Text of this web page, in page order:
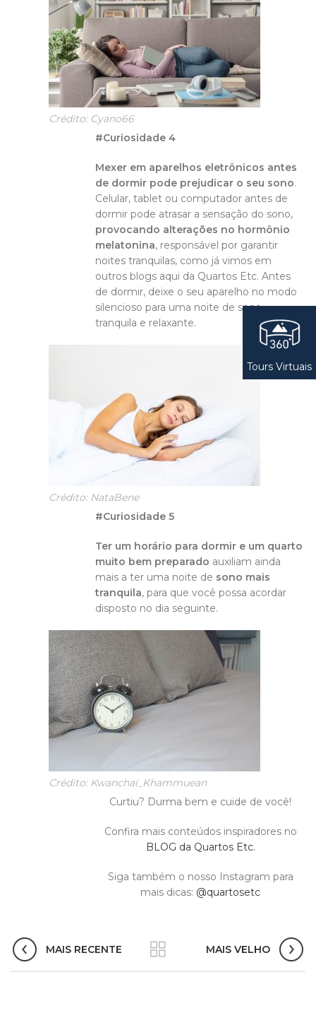
Crédito: Cyano66
#Curiosidade 4
Mexer em aparelhos eletrônicos antes
de dormir pode prejudicar o seu sono.
Celular, tablet ou computador antes de
dormir pode atrasar a sensação do sono,
provocando alterações no hormônio
melatonina, responsável por garantir
noites tranquilas, como já vimos em
outros blogs aqui da Quartos Etc. Antes
de dormir, deixe o seu aparelho no modo
silencioso para uma noite de sono
tranquila e relaxante.
Crédito: NataBene
#Curiosidade 5
Ter um horário para dormir e um quarto
muito bem preparado auxiliam ainda
mais a ter uma noite de sono mais
tranquila, para que você possa acordar
disposto no dia seguinte.
Crédito: Kwanchai_Khammuean
Curtiu? Durma bem e cuide de você!
Confira mais conteúdos inspiradores no
BLOG da Quartos Etc.
Siga também o nosso Instagram para
mais dicas: @quartosetc
MAIS RECENTE MAIS VELHO
Tours Virtuais